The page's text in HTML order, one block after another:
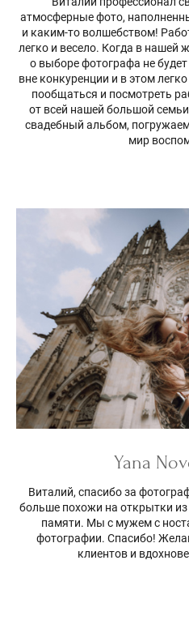
атмосферные фото,
и каким-то волшебством!
легко и весело. Когда в нашей
о выборе фотографа не
вне конкуренции и в этом
пообщаться и посмотреть
от всей нашей большой
свадебный альбом,
мир
Yana
Виталий, спасибо за
больше похожи на открытки
памяти. Мы с мужем с
фотографии. Спасибо!
клиентов и